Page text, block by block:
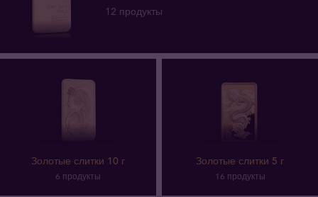
12 продукты
Золотые слитки 10 г
6 продукты
Золотые слитки 5 г
16 продукты